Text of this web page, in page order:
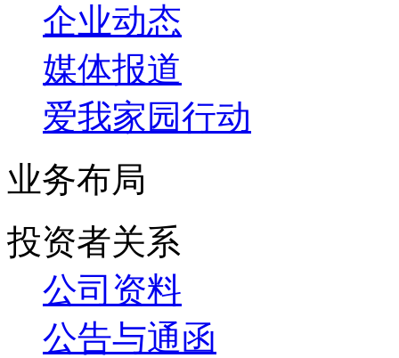
企业动态
媒体报道
爱我家园行动
业务布局
投资者关系
公司资料
公告与通函